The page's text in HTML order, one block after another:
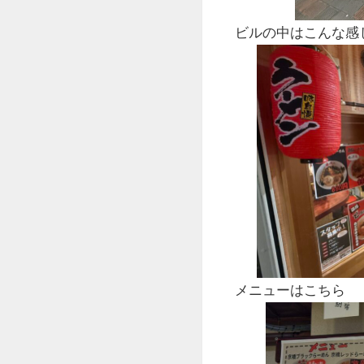
ビルの中はこんな感
メニューはこちら